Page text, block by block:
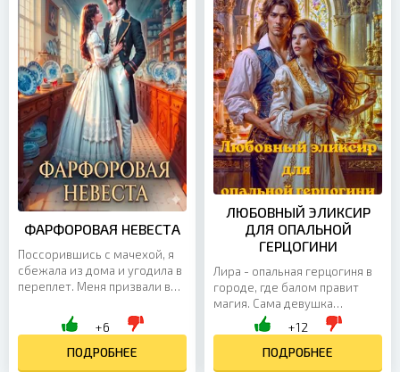
ФАРФОРОВАЯ НЕВЕСТА
Поссорившись с мачехой, я
сбежала из дома и угодила в
переплет. Меня призвали в
работать продавщицей, без
надежды на свободу и...
+6
ПОДРОБНЕЕ
ЛЮБОВНЫЙ ЭЛИКСИР
ДЛЯ ОПАЛЬНОЙ
ГЕРЦОГИНИ
Лира - опальная герцогиня в
городе, где балом правит
магия. Сама девушка
происходит из древнего
рода артефакторов, но ее
дар уже многие годы как...
+12
ПОДРОБНЕЕ